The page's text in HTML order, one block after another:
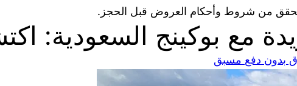
تحقق من شروط وأحكام العروض قبل الحجز.
مع بوكينج السعودية:
بدون دفع مسبق